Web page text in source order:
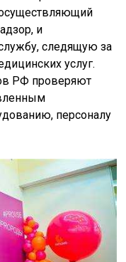
и
следящую за
услуг.
РФ проверяют
персоналу